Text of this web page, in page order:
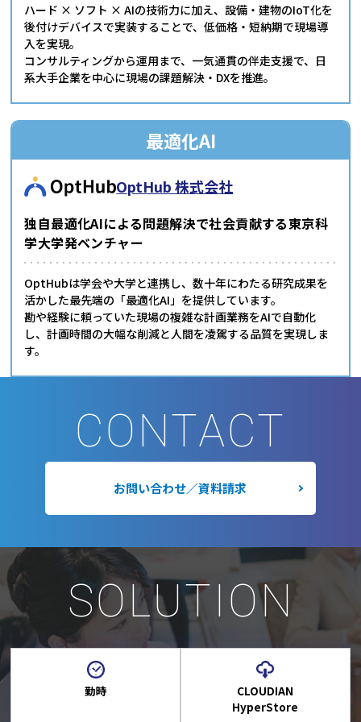
ハード × ソフト × AIの技術力に加え、設備・建物のIoT化を
後付けデバイスで実装することで、低価格・短納期で現場導
入を実現。
コンサルティングから運用まで、一気通貫の伴走支援で、日
系大手企業を中心に現場の課題解決・DXを推進。
最適化AI
OptHub 株式会社
独自最適化AIによる問題解決で社会貢献する東京科
学大学発ベンチャー
OptHubは学会や大学と連携し、数十年にわたる研究成果を
活かした最先端の「最適化AI」を提供しています。
勘や経験に頼っていた現場の複雑な計画業務をAIで自動化
し、計画時間の大幅な削減と人間を凌駕する品質を実現しま
す。
CONTACT
お問い合わせ／資料請求
SOLUTION
勤時
CLOUDIAN
HyperStore